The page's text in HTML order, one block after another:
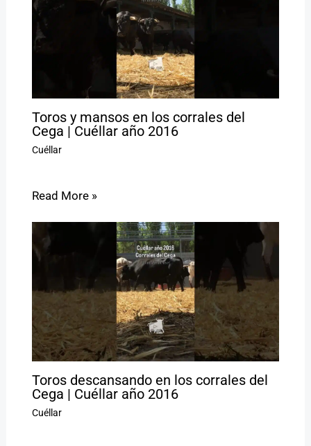
Toros y mansos en los corrales del
Cega | Cuéllar año 2016
Cuéllar
Read More »
Toros descansando en los corrales del
Cega | Cuéllar año 2016
Cuéllar